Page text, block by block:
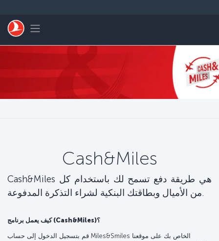
Toggle navigation
Cash&Miles
Cash&Miles هي طريقة دفع تسمح لك باستخدام كل
من الأميال وبطاقتك البنكية لشراء التذكرة المدفوعة.
قم بتسجيل الدخول إلى حساب Miles&Smiles الخاص بك على موقعنا